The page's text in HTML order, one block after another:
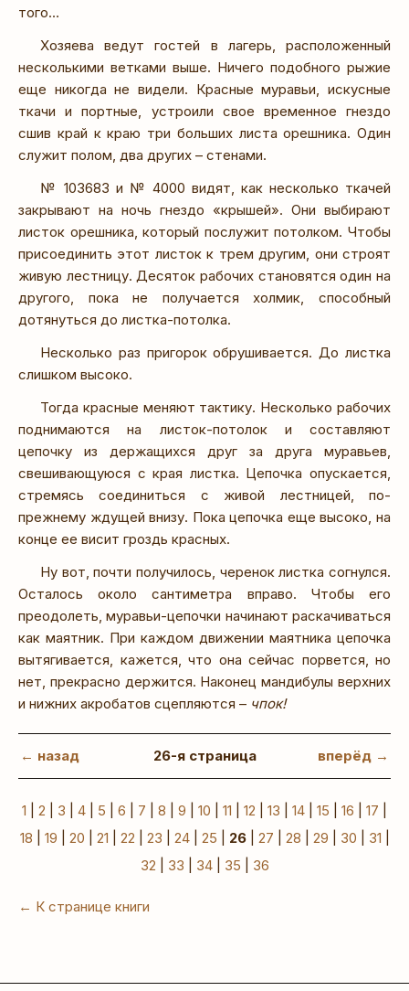
того…
Хозяева ведут гостей в лагерь, расположенный
несколькими ветками выше. Ничего подобного рыжие
еще никогда не видели. Красные муравьи, искусные
ткачи и портные, устроили свое временное гнездо
сшив край к краю три больших листа орешника. Один
служит полом, два других – стенами.
№ 103683 и № 4000 видят, как несколько ткачей
закрывают на ночь гнездо «крышей». Они выбирают
листок орешника, который послужит потолком. Чтобы
присоединить этот листок к трем другим, они строят
живую лестницу. Десяток рабочих становятся один на
другого, пока не получается холмик, способный
дотянуться до листка-потолка.
Несколько раз пригорок обрушивается. До листка
слишком высоко.
Тогда красные меняют тактику. Несколько рабочих
поднимаются на листок-потолок и составляют
цепочку из держащихся друг за друга муравьев,
свешивающуюся с края листка. Цепочка опускается,
стремясь соединиться с живой лестницей, по-
прежнему ждущей внизу. Пока цепочка еще высоко, на
конце ее висит гроздь красных.
Ну вот, почти получилось, черенок листка согнулся.
Осталось около сантиметра вправо. Чтобы его
преодолеть, муравьи-цепочки начинают раскачиваться
как маятник. При каждом движении маятника цепочка
вытягивается, кажется, что она сейчас порвется, но
нет, прекрасно держится. Наконец мандибулы верхних
и нижних акробатов сцепляются – чпок!
← назад 26-я страница вперёд →
1 2 3 4 5 6 7 8 9 10 11 12 13 14 15 16 17
18
19 20 21 22 23 24| 25 26| 27 28 29 30 31
32
33 34| 35 36
← К странице книги